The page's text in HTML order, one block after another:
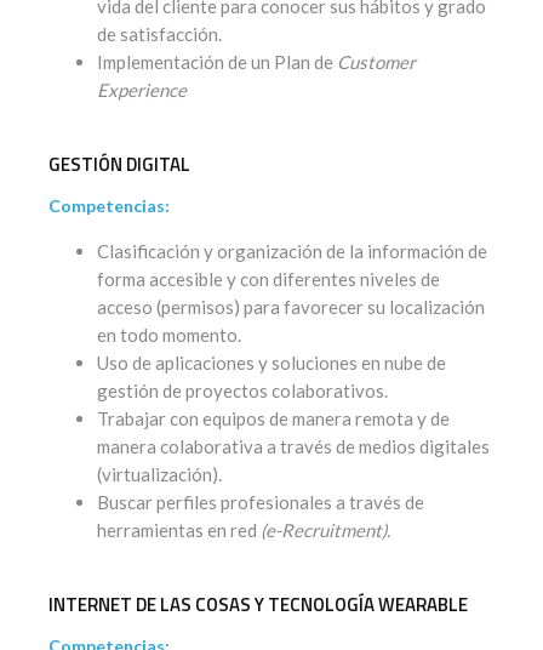
vida del cliente para conocer sus hábitos y grado
de satisfacción.
Implementación de un Plan de Customer
Experience
GESTIÓN DIGITAL
Competencias:
Clasificación y organización de la información de
forma accesible y con diferentes niveles de
acceso (permisos) para favorecer su localización
en todo momento.
Uso de aplicaciones y soluciones en nube de
gestión de proyectos colaborativos.
Trabajar con equipos de manera remota y de
manera colaborativa a través de medios digitales
(virtualización).
Buscar perfiles profesionales a través de
herramientas en red (e-Recruitment).
INTERNET DE LAS COSAS Y TECNOLOGÍA WEARABLE